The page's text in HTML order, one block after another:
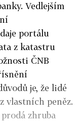
Vedlejším
portálu
z katastru
ČNB
je, že lidé
vlastních peněz.
zhruba